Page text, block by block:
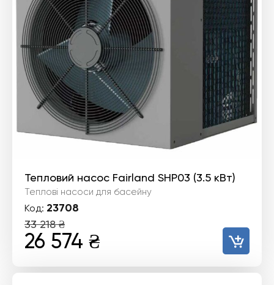
Тепловий насос Fairland SHP03 (3.5 кВт)
Теплові насоси для басейну
Код: 23708
33 218₴
Оригінальна
ціна:
26 574 ₴
ціна: